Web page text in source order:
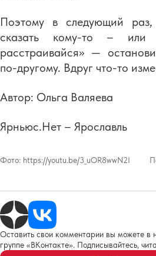
Поэтому в следующий
сказать кому-то –
расстраивайся» —
по-другому. Вдруг что-то
Автор: Ольга Валяева
Ярньюс.Нет – Ярославль
Фото: https://youtu.be/3_uOR8wwN2I
Оставить свои комментарии вы можете в
группе «ВКонтакте». Подписывайтесь,